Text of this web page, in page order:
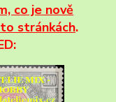
co je nově
stránkách.